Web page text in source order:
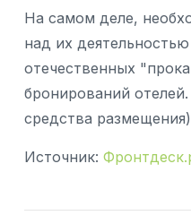
На самом деле,
над их
отечественных
бронирований
средства
Источник: